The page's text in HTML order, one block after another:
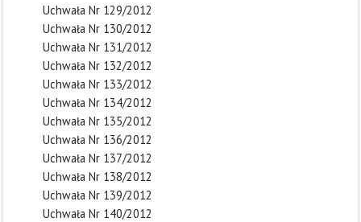
Uchwała Nr 129/2012
Uchwała Nr 130/2012
Uchwała Nr 131/2012
Uchwała Nr 132/2012
Uchwała Nr 133/2012
Uchwała Nr 134/2012
Uchwała Nr 135/2012
Uchwała Nr 136/2012
Uchwała Nr 137/2012
Uchwała Nr 138/2012
Uchwała Nr 139/2012
Uchwała Nr 140/2012